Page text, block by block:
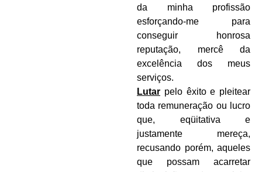
da minha profissão
esforçando-me para
conseguir honrosa
reputação, mercê da
excelência dos meus
serviços.
Lutar pelo êxito e pleitear
toda remuneração ou lucro
que, eqüitativa e
justamente mereça,
recusando porém, aqueles
que possam acarretar